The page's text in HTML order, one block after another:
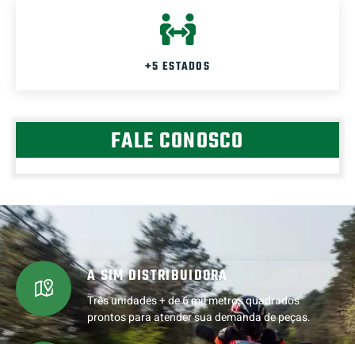
+5 ESTADOS
FALE CONOSCO
A SIM DISTRIBUIDORA
Três unidades + de 6 mil metros quadrados
prontos para atender sua demanda de peças.